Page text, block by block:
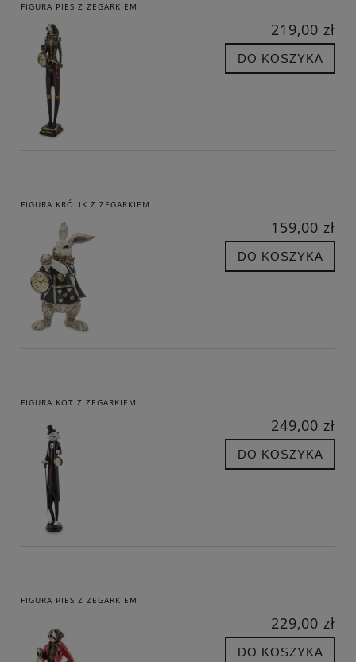
FIGURA PIES Z ZEGARKIEM
219,00 zł
DO KOSZYKA
FIGURA KRÓLIK Z ZEGARKIEM
159,00 zł
DO KOSZYKA
FIGURA KOT Z ZEGARKIEM
249,00 zł
DO KOSZYKA
FIGURA PIES Z ZEGARKIEM
229,00 zł
DO KOSZYKA